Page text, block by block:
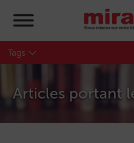
Tags
Articles portant